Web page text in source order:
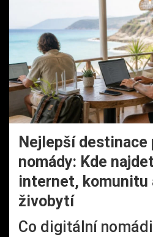
Nejlepší
nomády: Kde
internet, komunitu
živobytí
Co digitální